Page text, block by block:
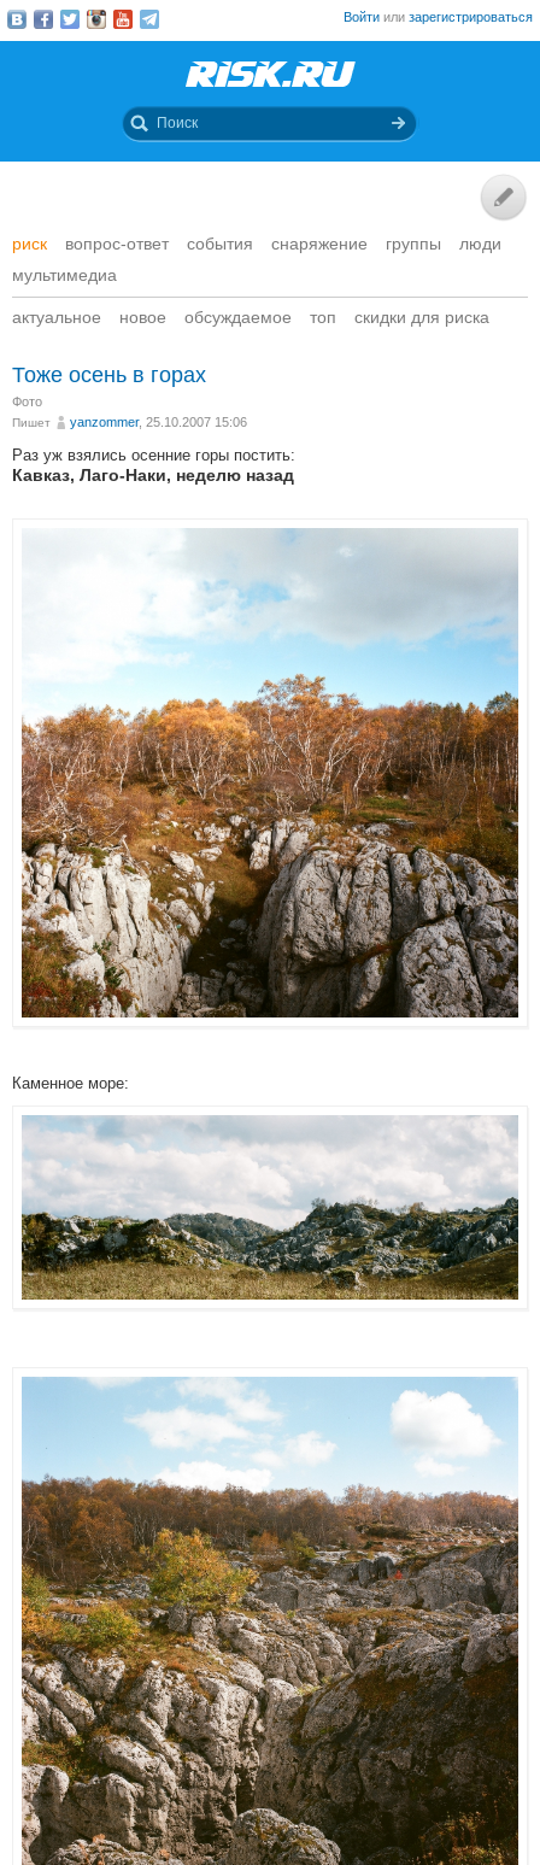
Войти или зарегистрироваться
риск вопрос-ответ события снаряжение группы
люди
мультимедиа
актуальное новое обсуждаемое топ скидки для риска
Тоже осень в горах
Фото
Пишет yanzommer, 25.10.2007 15:06
Раз уж взялись осенние горы постить:
Кавказ, Лаго-Наки, неделю назад
Каменное море: